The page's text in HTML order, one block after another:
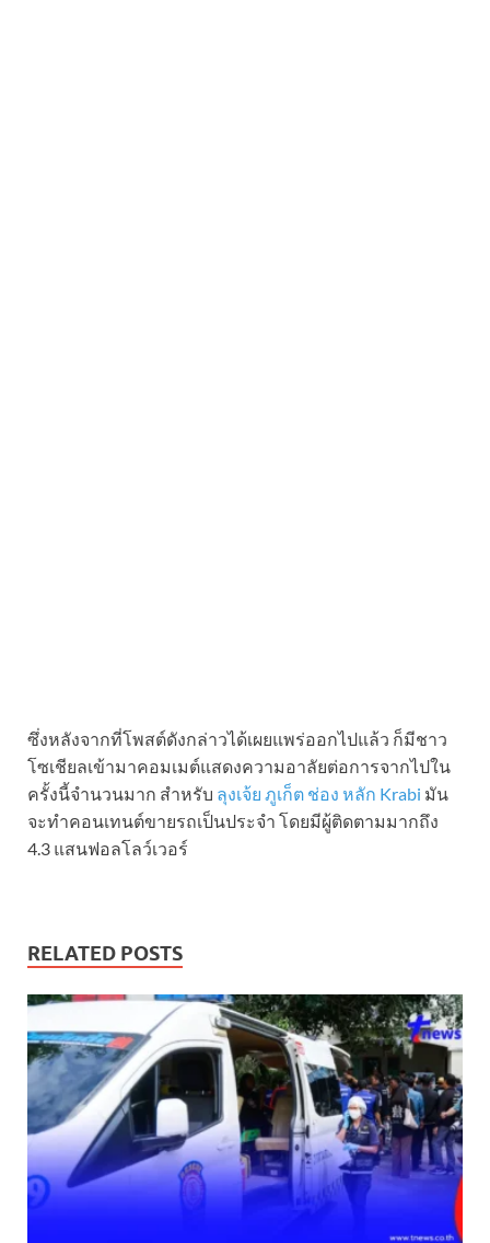
ซึ่งหลังจากที่โพสต์ดังกล่าวได้เผยแพร่ออกไปแล้ว ก็มีชาว
โซเชียลเข้ามาคอมเมต์แสดงความอาลัยต่อการจากไปใน
ครั้งนี้จำนวนมาก สำหรับ ลุงเจ้ย ภูเก็ต ช่อง หลัก Krabi มัน
จะทำคอนเทนต์ขายรถเป็นประจำ โดยมีผู้ติดตามมากถึง
4.3 แสนฟอลโลว์เวอร์
RELATED POSTS